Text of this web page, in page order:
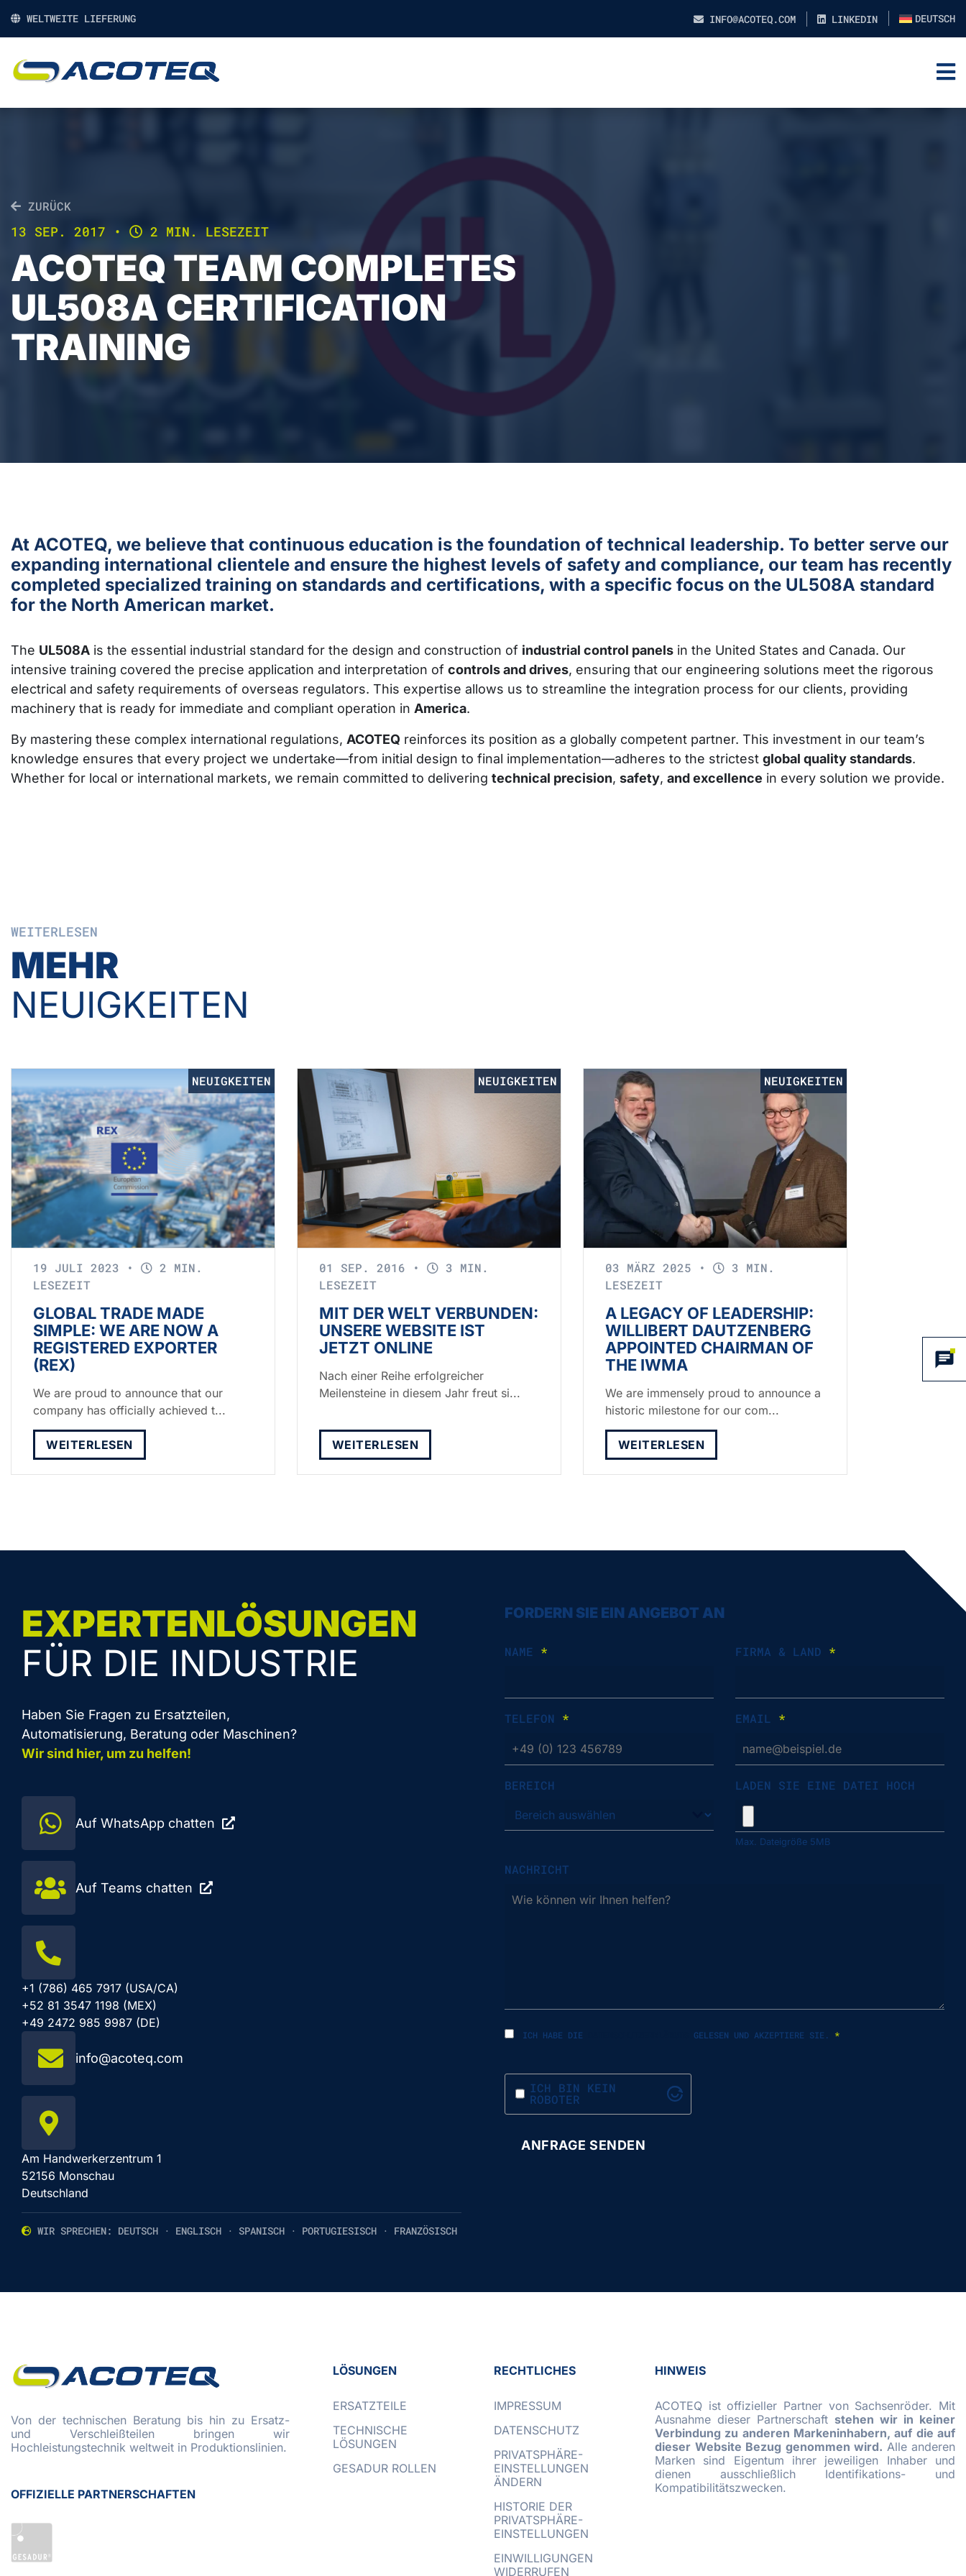
WELTWEITE LIEFERUNG INFO@ACOTEQ.COM LINKEDIN DEUTSCH
ZURÜCK
13 SEP. 2017 • 2 MIN. LESEZEIT
ACOTEQ TEAM COMPLETES
UL508A CERTIFICATION
TRAINING
At ACOTEQ, we believe that continuous education is the foundation of technical leadership. To better serve our
expanding international clientele and ensure the highest levels of safety and compliance, our team has recently
completed specialized training on standards and certifications, with a specific focus on the UL508A standard
for the North American market.
The UL508A is the essential industrial standard for the design and construction of industrial control panels in the United States and Canada. Our
intensive training covered the precise application and interpretation of controls and drives, ensuring that our engineering solutions meet the rigorous
electrical and safety requirements of overseas regulators. This expertise allows us to streamline the integration process for our clients, providing
machinery that is ready for immediate and compliant operation in America.
By mastering these complex international regulations, ACOTEQ reinforces its position as a globally competent partner. This investment in our team’s
knowledge ensures that every project we undertake—from initial design to final implementation—adheres to the strictest global quality standards.
Whether for local or international markets, we remain committed to delivering technical precision, safety, and excellence in every solution we provide.
WEITERLESEN
MEHR
NEUIGKEITEN
NEUIGKEITEN
19 JULI 2023 •
2 MIN.
LESEZEIT
GLOBAL TRADE MADE
SIMPLE: WE ARE NOW A
REGISTERED EXPORTER
(REX)
We are proud to announce that our
company has officially achieved t...
WEITERLESEN
NEUIGKEITEN
01 SEP. 2016 •
3 MIN.
LESEZEIT
MIT DER WELT VERBUNDEN:
UNSERE WEBSITE IST
JETZT ONLINE
Nach einer Reihe erfolgreicher
Meilensteine in diesem Jahr freut si...
WEITERLESEN
NEUIGKEITEN
03 MÄRZ 2025 •
3 MIN.
LESEZEIT
A LEGACY OF LEADERSHIP:
WILLIBERT DAUTZENBERG
APPOINTED CHAIRMAN OF
THE IWMA
We are immensely proud to announce a
historic milestone for our com...
WEITERLESEN
EXPERTENLÖSUNGEN
FÜR DIE INDUSTRIE
Haben Sie Fragen zu Ersatzteilen,
Automatisierung, Beratung oder Maschinen?
Wir sind hier, um zu helfen!
Auf WhatsApp chatten
Auf Teams chatten
+1 (786) 465 7917 (USA/CA)
+52 81 3547 1198 (MEX)
+49 2472 985 9987 (DE)
info@acoteq.com
Am Handwerkerzentrum 1
52156 Monschau
Deutschland
WIR SPRECHEN: DEUTSCH · ENGLISCH · SPANISCH · PORTUGIESISCH · FRANZÖSISCH
FORDERN SIE EIN ANGEBOT AN
NAME * FIRMA & LAND *
TELEFON * EMAIL *
BEREICH LADEN SIE EINE DATEI HOCH
Max. Dateigröße 5MB
NACHRICHT
ICH HABE DIE GELESEN UND AKZEPTIERE SIE. *
ICH BIN KEIN
ROBOTER
Von der technischen Beratung bis hin zu Ersatz-
und Verschleißteilen bringen wir
Hochleistungstechnik weltweit in Produktionslinien.
OFFIZIELLE PARTNERSCHAFTEN
LÖSUNGEN
ERSATZTEILE
TECHNISCHE
LÖSUNGEN
GESADUR ROLLEN
RECHTLICHES
IMPRESSUM
DATENSCHUTZ
PRIVATSPHÄRE-
EINSTELLUNGEN
ÄNDERN
HISTORIE DER
PRIVATSPHÄRE-
EINSTELLUNGEN
EINWILLIGUNGEN
WIDERRUFEN
HINWEIS
ACOTEQ ist offizieller Partner von Sachsenröder. Mit
Ausnahme dieser Partnerschaft stehen wir in keiner
Verbindung zu anderen Markeninhabern, auf die auf
dieser Website Bezug genommen wird. Alle anderen
Marken sind Eigentum ihrer jeweiligen Inhaber und
dienen ausschließlich Identifikations- und
Kompatibilitätszwecken.